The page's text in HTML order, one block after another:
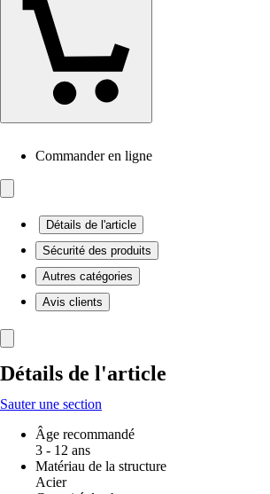
Commander en ligne
Détails de l'article
Sécurité des produits
Autres catégories
Avis clients
Détails de l'article
Sauter une section
Âge recommandé
3 - 12 ans
Matériau de la structure
Acier